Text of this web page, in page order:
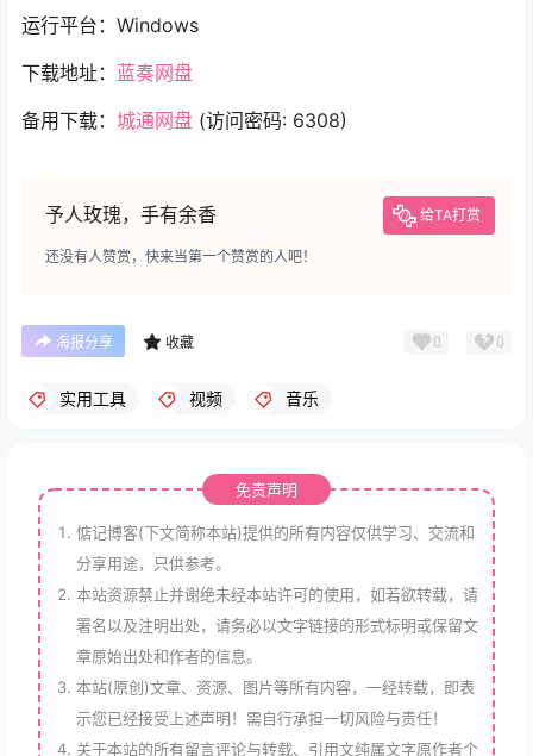
运行平台：Windows
下载地址： 蓝奏网盘
备用下载： 城通网盘 (访问密码: 6308)
予人玫瑰，手有余香 给TA打赏
还没有人赞赏，快来当第一个赞赏的人吧！
海报分享 收藏 0 0
实用工具 视频 音乐
免责声明
惦记博客(下文简称本站)提供的所有内容仅供学习、交流和
分享用途，只供参考。
本站资源禁止并谢绝未经本站许可的使用，如若欲转载，请
署名以及注明出处，请务必以文字链接的形式标明或保留文
章原始出处和作者的信息。
本站(原创)文章、资源、图片等所有内容，一经转载，即表
示您已经接受上述声明！需自行承担一切风险与责任！
关于本站的所有留言评论与转载、引用文纯属文字原作者个